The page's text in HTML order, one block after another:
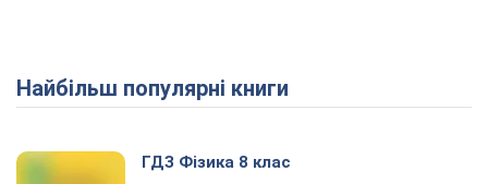
Найбільш популярні книги
ГДЗ Фізика 8 клас